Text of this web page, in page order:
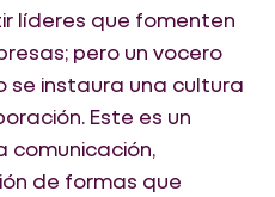
líderes que fomenten
pero un vocero
se instaura una cultura
Este es un
comunicación,
de formas que